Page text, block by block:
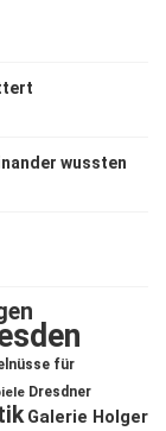
wussten
für
Dresdner
Galerie Holger